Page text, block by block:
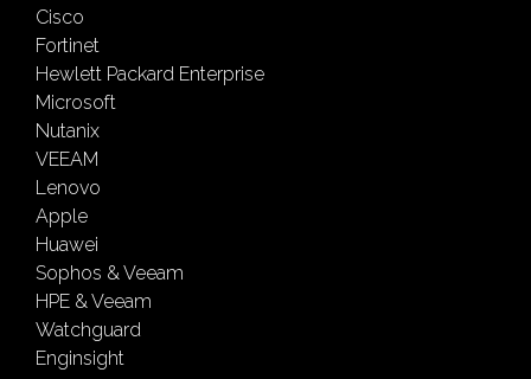
Cisco
Fortinet
Hewlett Packard Enterprise
Microsoft
Nutanix
VEEAM
Lenovo
Apple
Huawei
Sophos & Veeam
HPE & Veeam
Watchguard
Enginsight